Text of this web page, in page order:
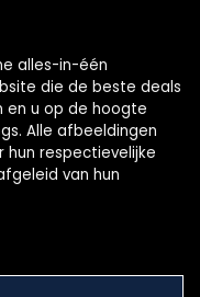
alles-in-één
die de beste deals
en u op de hoogte
Alle afbeeldingen
hun respectievelijke
van hun